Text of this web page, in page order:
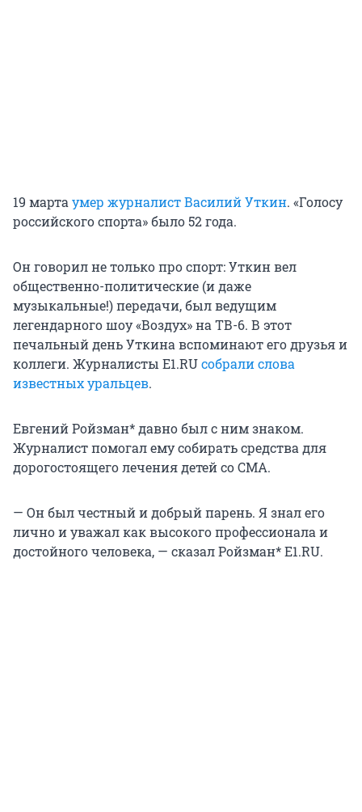
19 мартаумер журналист Василий Уткин. «Голосу
российского спорта» было 52 года.
Он говорил не только про спорт: Уткин вел
общественно-политические (и даже
музыкальные!) передачи, был ведущим
легендарного шоу «Воздух» на ТВ-6. В этот
печальный день Уткина вспоминают его друзья и
коллеги. Журналисты E1.RUсобрали слова
известных уральцев.
Евгений Ройзман* давно был с ним знаком.
Журналист помогал ему собирать средства для
дорогостоящего лечения детей со СМА.
— Он был честный и добрый парень. Я знал его
лично и уважал как высокого профессионала и
достойного человека, — сказал Ройзман* E1.RU.